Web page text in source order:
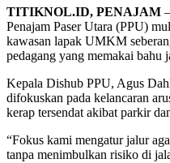
TITIKNOL.ID, PENAJAM
Penajam Paser Utara (PPU)
kawasan lapak UMKM
pedagang yang memakai bahu
Kepala Dishub PPU, Agus
difokuskan pada kelancaran
kerap tersendat akibat parkir
“Fokus kami mengatur jalur
tanpa menimbulkan risiko di